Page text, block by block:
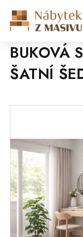
obsah
BUKOVÁ
ŠATNÍ